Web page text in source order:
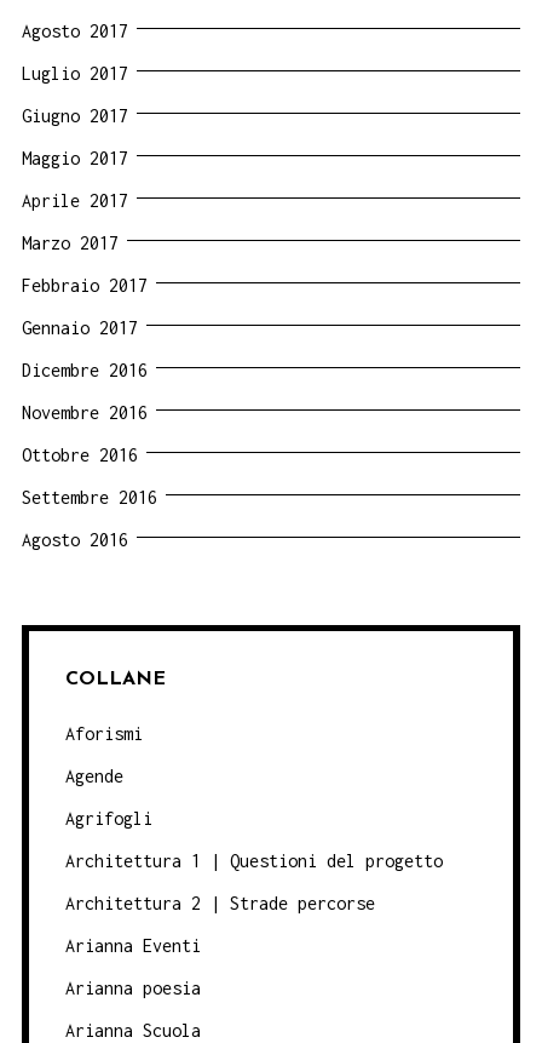
Agosto 2017
Luglio 2017
Giugno 2017
Maggio 2017
Aprile 2017
Marzo 2017
Febbraio 2017
Gennaio 2017
Dicembre 2016
Novembre 2016
Ottobre 2016
Settembre 2016
Agosto 2016
COLLANE
Aforismi
Agende
Agrifogli
Architettura 1 | Questioni del progetto
Architettura 2 | Strade percorse
Arianna Eventi
Arianna poesia
Arianna Scuola